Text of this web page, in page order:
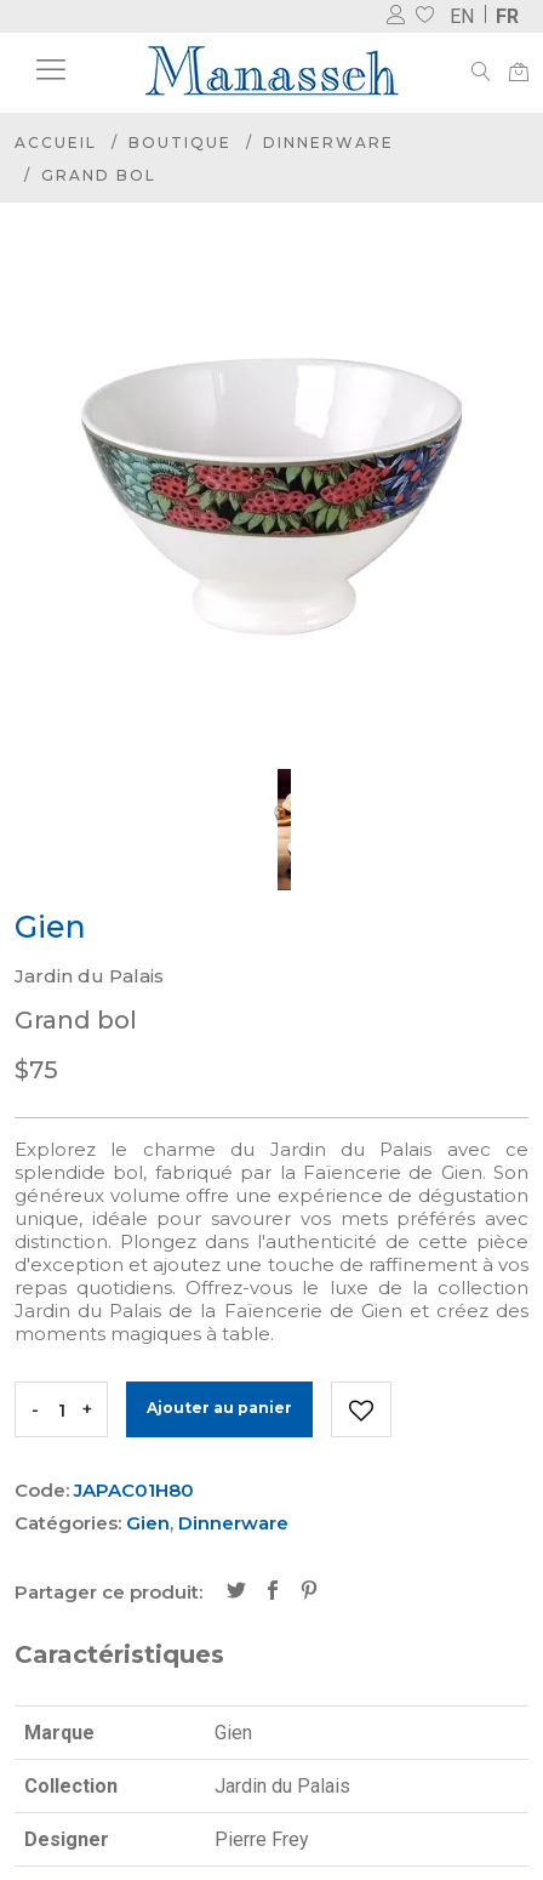
EN FR
ACCUEIL BOUTIQUE
DINNERWARE
GRAND BOL
Gien
Jardin du Palais
Grand bol
$75
Explorez le charme du Jardin du Palais avec ce
splendide bol, fabriqué par la Faïencerie de Gien. Son
généreux volume offre une expérience de dégustation
unique, idéale pour savourer vos mets préférés avec
distinction. Plongez dans l'authenticité de cette pièce
d'exception et ajoutez une touche de raffinement à vos
repas quotidiens. Offrez-vous le luxe de la collection
Jardin du Palais de la Faïencerie de Gien et créez des
moments magiques à table.
- + Ajouter au panier
Code:JAPAC01H80
Catégories: Gien, Dinnerware
Partager ce produit:
Caractéristiques
Marque Gien
Collection Jardin du Palais
Designer Pierre Frey